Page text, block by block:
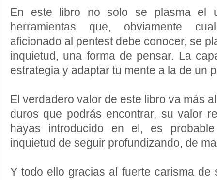
En este libro no solo se plasma el
herramientas que, obviamente
aficionado al pentest debe conocer, se
inquietud, una forma de pensar. La
estrategia y adaptar tu mente a la de un
El verdadero valor de este libro va más
duros que podrás encontrar, su valor
hayas introducido en el, es
inquietud de seguir profundizando, de
Y todo ello gracias al fuerte carisma de